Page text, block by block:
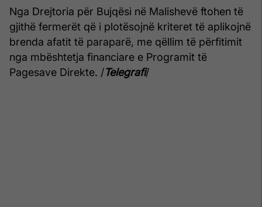
Nga Drejtoria për Bujqësi në Malishevë ftohen të
gjithë fermerët që i plotësojnë kriteret të aplikojnë
brenda afatit të paraparë, me qëllim të përfitimit
nga mbështetja financiare e Programit të
Pagesave Direkte. /Telegrafi/